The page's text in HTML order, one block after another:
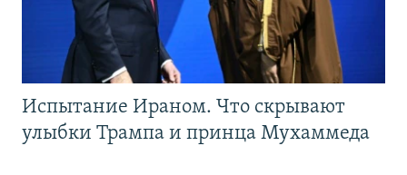
Испытание Ираном. Что скрывают
улыбки Трампа и принца Мухаммеда